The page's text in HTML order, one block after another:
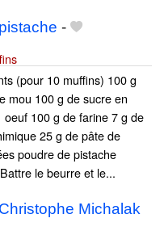
-
(pour 10 muffins) 100 g
mou 100 g de sucre en
oeuf 100 g de farine 7 g de
25 g de pâte de
poudre de pistache
le beurre et le...
Michalak